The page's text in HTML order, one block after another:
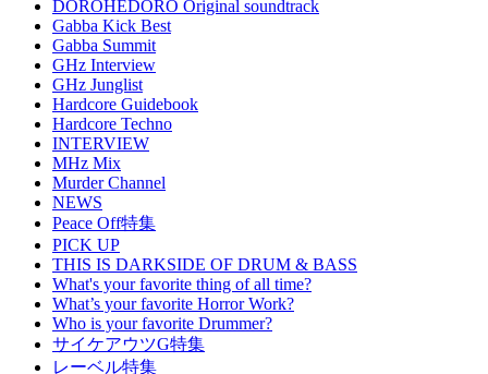
DOROHEDORO Original soundtrack
Gabba Kick Best
Gabba Summit
GHz Interview
GHz Junglist
Hardcore Guidebook
Hardcore Techno
INTERVIEW
MHz Mix
Murder Channel
NEWS
Peace Off特集
PICK UP
THIS IS DARKSIDE OF DRUM & BASS
What's your favorite thing of all time?
What’s your favorite Horror Work?
Who is your favorite Drummer?
サイケアウツG特集
レーベル特集